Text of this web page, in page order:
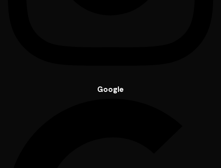
Google